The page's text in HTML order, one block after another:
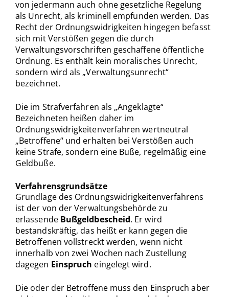
von jedermann auch ohne gesetzliche Regelung
als Unrecht, als kriminell empfunden werden. Das
Recht der Ordnungswidrigkeiten hingegen befasst
sich mit Verstößen gegen die durch
Verwaltungsvorschriften geschaffene öffentliche
Ordnung. Es enthält kein moralisches Unrecht,
sondern wird als „Verwaltungsunrecht“
bezeichnet.
Die im Strafverfahren als „Angeklagte“
Bezeichneten heißen daher im
Ordnungswidrigkeitenverfahren wertneutral
„Betroffene“ und erhalten bei Verstößen auch
keine Strafe, sondern eine Buße, regelmäßig eine
Geldbuße.
Verfahrensgrundsätze
Grundlage des Ordnungswidrigkeitenverfahrens
ist der von der Verwaltungsbehörde zu
erlassende Bußgeldbescheid. Er wird
bestandskräftig, das heißt er kann gegen die
Betroffenen vollstreckt werden, wenn nicht
innerhalb von zwei Wochen nach Zustellung
dagegen Einspruch eingelegt wird.
Die oder der Betroffene muss den Einspruch aber